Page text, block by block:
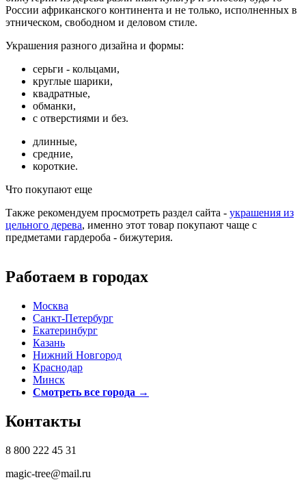
России африканского континента и не только, исполненных в
этническом, свободном и деловом стиле.
Украшения разного дизайна и формы:
cерьги - кольцами,
круглые шарики,
квадратные,
обманки,
с отверстиями и без.
длинные,
средние,
короткие.
Что покупают еще
Также рекомендуем просмотреть раздел сайта - украшения из
цельного дерева, именно этот товар покупают чаще с
предметами гардероба - бижутерия.
Работаем в городах
Москва
Санкт-Петербург
Екатеринбург
Казань
Нижний Новгород
Краснодар
Минск
Смотреть все города →
Контакты
8 800 222 45 31
magic-tree@mail.ru